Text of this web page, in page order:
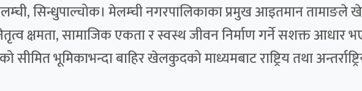
सिन्धुपाल्चोक। मेलम्ची नगरपालिकाका प्रमुख आइतमान तामाङले
क्षमता, सामाजिक एकता र स्वस्थ जीवन निर्माण गर्ने सशक्त आधार
सीमित भूमिकाभन्दा बाहिर खेलकुदको माध्यमबाट राष्ट्रिय तथा